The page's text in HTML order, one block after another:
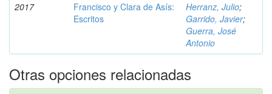
2017
Francisco y Clara de Asís:
Escritos
Herranz, Julio;
Garrido, Javier;
Guerra, José
Antonio
Otras opciones relacionadas